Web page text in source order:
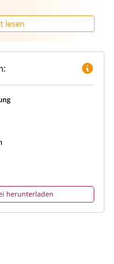
herunterladen
lesen